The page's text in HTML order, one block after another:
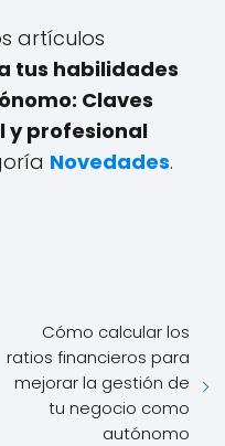
artículos
tus habilidades
Claves
y profesional
Novedades.
Cómo calcular los
ratios financieros para
mejorar la gestión de
tu negocio como
autónomo